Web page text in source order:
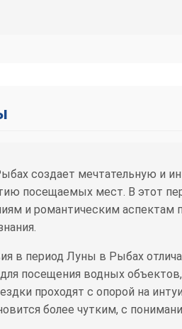
создает мечтательную и
посещаемых мест. В этот
и романтическим аспектам
в период Луны в Рыбах
посещения водных
проходят с опорой на
более чутким, с